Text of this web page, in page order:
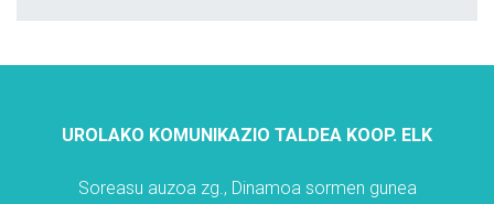
UROLAKO KOMUNIKAZIO TALDEA KOOP. ELK
Soreasu auzoa zg., Dinamoa sormen gunea